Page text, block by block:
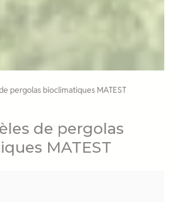
pergolas bioclimatiques MATEST
de pergolas
MATEST